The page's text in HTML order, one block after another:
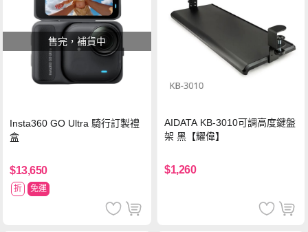
售完，補貨中
Insta360 GO Ultra 騎行訂製禮
盒
$13,650
折 免運
AIDATA KB-3010可調高度鍵盤
架 黑【耀偉】
$1,260